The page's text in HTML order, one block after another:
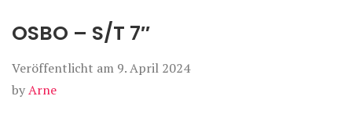
OSBO – S/T 7″
Veröffentlicht am 9. April 2024
byArne